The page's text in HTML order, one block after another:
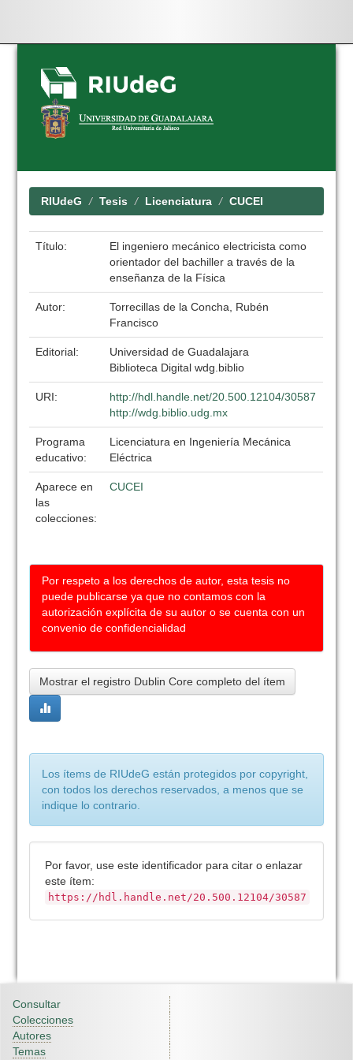
Skip
navigation
RIUdeG Tesis Licenciatura CUCEI
Título:
El ingeniero mecánico electricista como
orientador del bachiller a través de la
enseñanza de la Física
Autor:
Torrecillas de la Concha, Rubén
Francisco
Editorial:
Universidad de Guadalajara
Biblioteca Digital wdg.biblio
URI:
http://hdl.handle.net/20.500.12104/30587
http://wdg.biblio.udg.mx
Programa
educativo:
Licenciatura en Ingeniería Mecánica
Eléctrica
Aparece en
las
colecciones:
CUCEI
Por respeto a los derechos de autor, esta tesis no
puede publicarse ya que no contamos con la
autorización explícita de su autor o se cuenta con un
convenio de confidencialidad
Mostrar el registro Dublin Core completo del ítem
Los ítems de RIUdeG están protegidos por copyright,
con todos los derechos reservados, a menos que se
indique lo contrario.
Por favor, use este identificador para citar o enlazar
este ítem:
https://hdl.handle.net/20.500.12104/30587
Consultar
Colecciones
Autores
Temas